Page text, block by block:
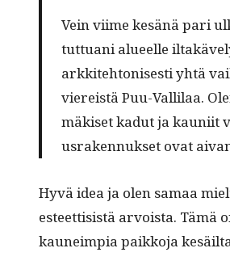
Vein viime kesänä pari
tut­tuani alueelle
arkkite­htonis­es­ti yhtä
viereistä Puu-Vallilaa.
mäkiset kadut ja kau­ni­it
us­raken­nuk­set ovat
Hyvä idea ja olen samaa
esteet­ti­sistä arvoista. Tämä
kauneimpia paikko­ja